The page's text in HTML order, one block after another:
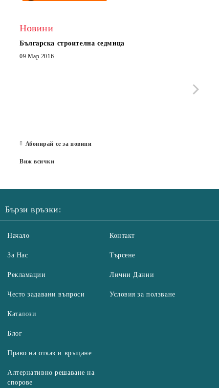
Новини
Българска строителна седмица
09 Мар 2016
Абонирай се за новини
Виж всички
Бързи връзки:
Начало
За Нас
Рекламации
Често задавани въпроси
Контакт
Търсене
Лични Данни
Условия за ползване
Каталози
Блог
Право на отказ и връщане
Алтернативно решаване на
спорове